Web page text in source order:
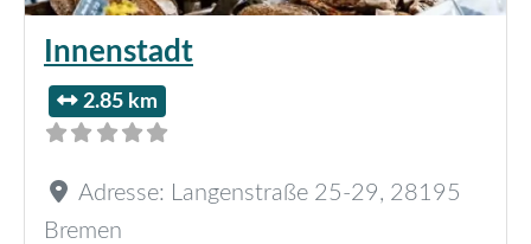
Innenstadt
2.85 km
Adresse: Langenstraße 25-29, 28195
Bremen